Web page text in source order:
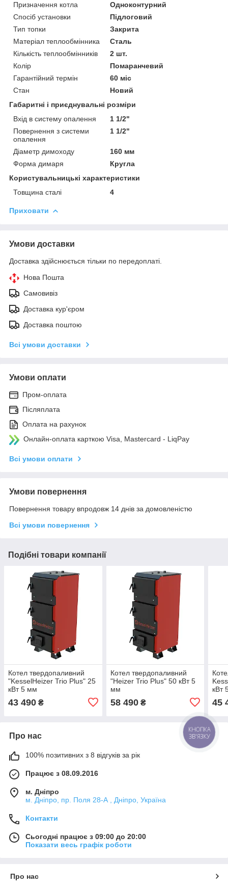
Призначення котла
Одноконтурний
Спосіб установки
Підлоговий
Тип топки
Закрита
Матеріал теплообмінника
Сталь
Кількість теплообмінників
2 шт.
Колір
Помаранчевий
Гарантійний термін
60 міс
Стан
Новий
Габаритні і приєднувальні розміри
Вхід в систему опалення
1 1/2"
Повернення з системи
опалення
1 1/2"
Діаметр димоходу
160 мм
Форма димаря
Кругла
Користувальницькі характеристики
Товщина сталі
4
Приховати
Умови доставки
Доставка здійснюється тільки по передоплаті.
Нова Пошта
Самовивіз
Доставка кур'єром
Доставка поштою
Всі умови доставки
Умови оплати
Пром-оплата
Післяплата
Оплата на рахунок
Онлайн-оплата карткою Visa, Mastercard - LiqPay
Всі умови оплати
Умови повернення
Повернення товару впродовж 14 днів за домовленістю
Всі умови повернення
Подібні товари компанії
Котел твердопаливний
"KesselHeizer Trio Plus" 25
кВт 5 мм
43 490 ₴
Котел твердопаливний
"Heizer Trio Plus" 50 кВт 5
мм
58 490₴
кВт
45
Про нас
100% позитивних з 8 відгуків за рік
Працює з 08.09.2016
м. Дніпро
м. Дніпро, пр. Поля 28-А , Дніпро, Україна
Контакти
Сьогодні працює з 09:00 до 20:00
Показати весь графік роботи
Про нас
КНОПКА
ЗВ'ЯЗКУ